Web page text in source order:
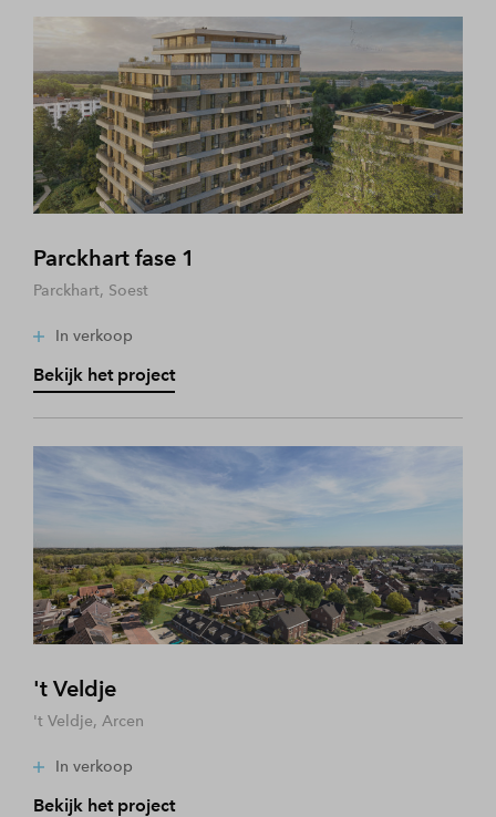
Parckhart fase 1
Parckhart, Soest
In verkoop
Bekijk het project
't Veldje
't Veldje, Arcen
In verkoop
Bekijk het project